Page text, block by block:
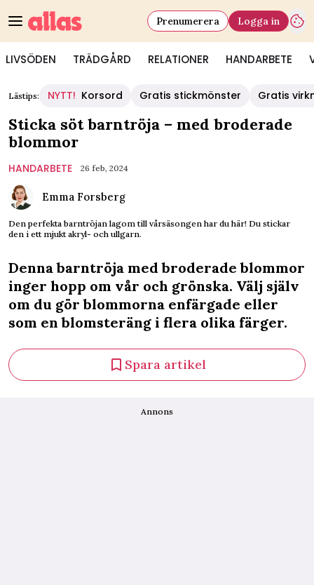
LIVSÖDEN TRÄDGÅRD RELATIONER HANDARBETE
Prenumerera Logga in
Lästips: NYTT! Korsord Gratis stickmönster Gratis
Sticka söt barntröja – med broderade
blommor
HANDARBETE 26 feb, 2024
Emma Forsberg
Den perfekta barntröjan lagom till vårsäsongen har du här! Du stickar
den i ett mjukt akryl- och ullgarn.
Denna barntröja med broderade blommor
inger hopp om vår och grönska. Välj själv
om du gör blommorna enfärgade eller
som en blomsteräng i flera olika färger.
Spara artikel
Annons